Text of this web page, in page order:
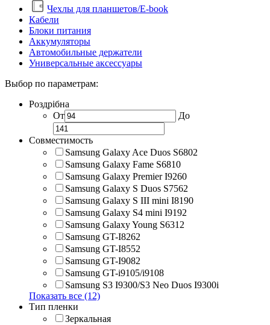
Чехлы для планшетов/E-book
Кабели
Блоки питания
Аккумуляторы
Автомобильные держатели
Универсальные аксессуары
Выбор по параметрам:
Роздрібна
От
До
Совместимость
Samsung Galaxy Ace Duos S6802
Samsung Galaxy Fame S6810
Samsung Galaxy Premier I9260
Samsung Galaxy S Duos S7562
Samsung Galaxy S III mini I8190
Samsung Galaxy S4 mini I9192
Samsung Galaxy Young S6312
Samsung GT-I8262
Samsung GT-I8552
Samsung GT-I9082
Samsung GT-i9105/i9108
Samsung S3 I9300/S3 Neo Duos I9300i
Показать все (12)
Тип пленки
Зеркальная